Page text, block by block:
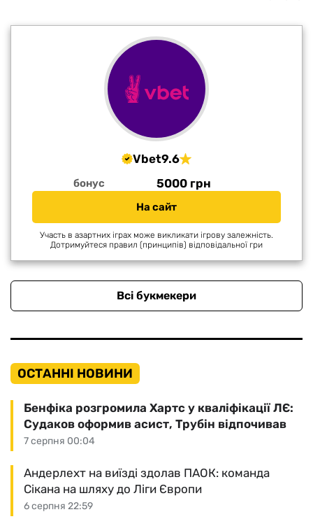
Vbet9.6
бонус 5000 грн
На сайт
Участь в азартних іграх може викликати ігрову залежність.
Дотримуйтеся правил (принципів) відповідальної гри
Всі букмекери
ОСТАННІ НОВИНИ
7 серпня 00:04
Бенфіка розгромила Хартс у кваліфікації ЛЄ:
Судаков оформив асист, Трубін відпочивав
6 серпня 22:59
Андерлехт на виїзді здолав ПАОК: команда
Сікана на шляху до Ліги Європи